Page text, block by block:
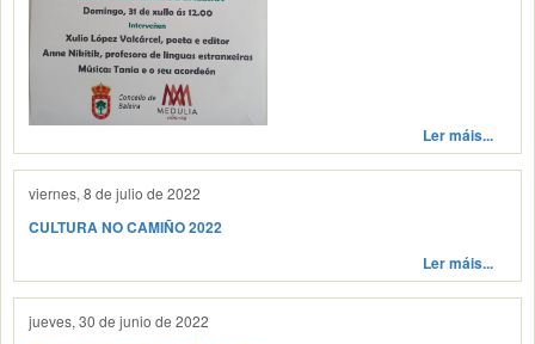
Ler máis...
viernes, 8 de julio de 2022
CULTURA NO CAMIÑO 2022
Ler máis...
jueves, 30 de junio de 2022